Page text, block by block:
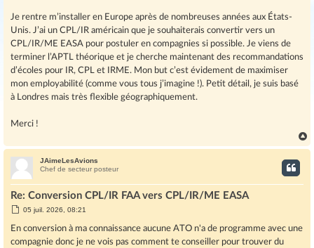
e
Je rentre m’installer en Europe après de nombreuses années aux États-
Unis. J’ai un CPL/IR américain que je souhaiterais convertir vers un
CPL/IR/ME EASA pour postuler en compagnies si possible. Je viens de
terminer l’APTL théorique et je cherche maintenant des recommandations
d’écoles pour IR, CPL et IRME. Mon but c’est évidement de maximiser
mon employabilité (comme vous tous j’imagine !). Petit détail, je suis basé
à Londres mais très flexible géographiquement.
Merci !
a
JAimeLesAvions
Chef de secteur posteur
Re: Conversion CPL/IR FAA vers CPL/IR/ME EASA
M
s
a
05 juil. 2026, 08:21
En conversion à ma connaissance aucune ATO n'a de programme avec une
compagnie donc je ne vois pas comment te conseiller pour trouver du